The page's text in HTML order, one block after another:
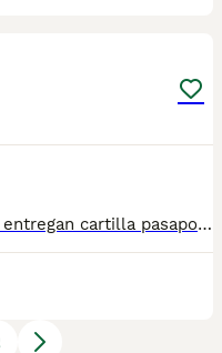
Cachorritos de bichón maltés Se entregan cartilla pasaporte Desparasitaciones al día Vacunas correspondientes a su edad Criados en ambiente familiar"una niña" Para más información al WhatsApp 616121781